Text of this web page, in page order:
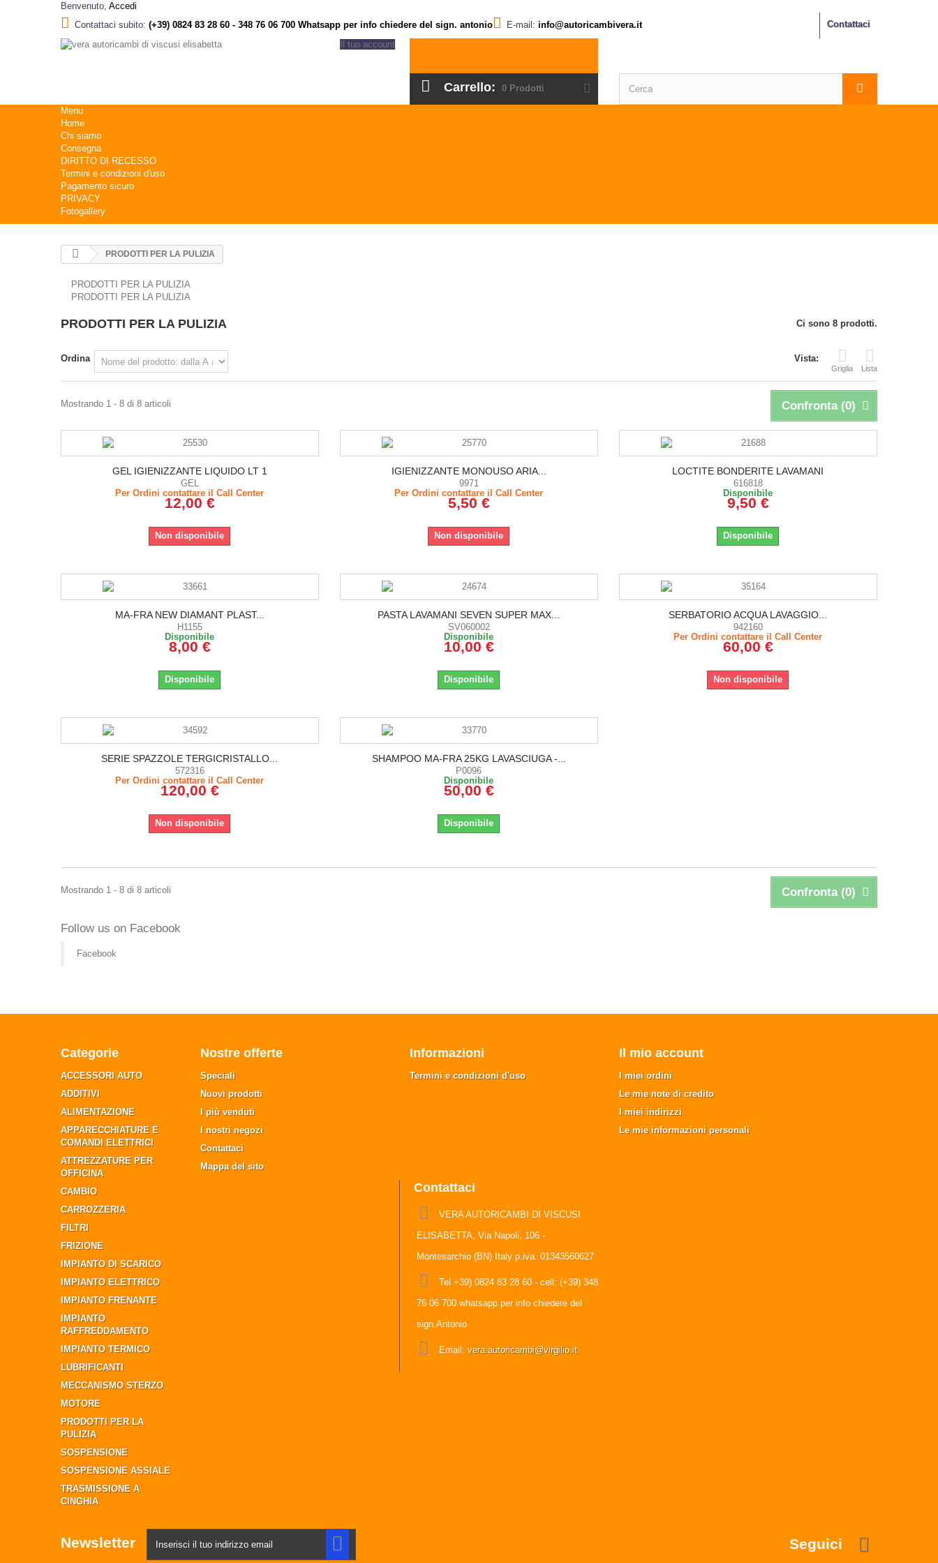
Benvenuto, Accedi
Contattaci
Contattaci subito: (+39) 0824 83 28 60 - 348 76 06 700 Whatsapp per info chiedere del sign. antonio E-mail: info@autoricambivera.it
Carrello: 0 Prodotti
Il tuo account
Menu
Home
Chi siamo
Consegna
DIRITTO DI RECESSO
Termini e condizioni d'uso
Pagamento sicuro
PRIVACY
Fotogallery
PRODOTTI PER LA PULIZIA
PRODOTTI PER LA PULIZIA
PRODOTTI PER LA PULIZIA
PRODOTTI PER LA PULIZIA Ci sono 8 prodotti.
Vista:
Griglia Lista
Ordina
Confronta (0)
Mostrando 1 - 8 di 8 articoli
GEL IGIENIZZANTE LIQUIDO LT 1
GEL
Per Ordini contattare il Call Center
12,00 €
Non disponibile
IGIENIZZANTE MONOUSO ARIA...
9971
Per Ordini contattare il Call Center
5,50 €
Non disponibile
LOCTITE BONDERITE LAVAMANI
616818
Disponibile
9,50 €
Disponibile
MA-FRA NEW DIAMANT PLAST...
H1155
Disponibile
8,00 €
Disponibile
PASTA LAVAMANI SEVEN SUPER MAX...
SV060002
Disponibile
10,00 €
Disponibile
SERBATORIO ACQUA LAVAGGIO...
942160
Per Ordini contattare il Call Center
60,00 €
Non disponibile
SERIE SPAZZOLE TERGICRISTALLO...
572316
Per Ordini contattare il Call Center
120,00 €
Non disponibile
SHAMPOO MA-FRA 25KG LAVASCIUGA -...
P0096
Disponibile
50,00 €
Disponibile
Confronta (0)
Mostrando 1 - 8 di 8 articoli
Follow us on Facebook
Facebook
Categorie
ACCESSORI AUTO
ADDITIVI
ALIMENTAZIONE
APPARECCHIATURE E
COMANDI ELETTRICI
ATTREZZATURE PER
OFFICINA
CAMBIO
CARROZZERIA
FILTRI
FRIZIONE
IMPIANTO DI SCARICO
IMPIANTO ELETTRICO
IMPIANTO FRENANTE
IMPIANTO
RAFFREDDAMENTO
IMPIANTO TERMICO
LUBRIFICANTI
MECCANISMO STERZO
MOTORE
PRODOTTI PER LA
PULIZIA
SOSPENSIONE
SOSPENSIONE ASSIALE
TRASMISSIONE A
CINGHIA
Nostre offerte
Speciali
Nuovi prodotti
I più venduti
I nostri negozi
Contattaci
Mappa del sito
Informazioni
Termini e condizioni d'uso
Il mio account
I miei ordini
Le mie note di credito
I miei indirizzi
Le mie informazioni personali
Contattaci
VERA AUTORICAMBI DI VISCUSI
ELISABETTA, Via Napoli, 106 -
Montesarchio (BN) Italy p.iva: 01343560627
Tel +39) 0824 83 28 60 - cell: (+39) 348
76 06 700 whatsapp per info chiedere del
sign.Antonio
Email: vera.autoricambi@virgilio.it
Newsletter Seguici